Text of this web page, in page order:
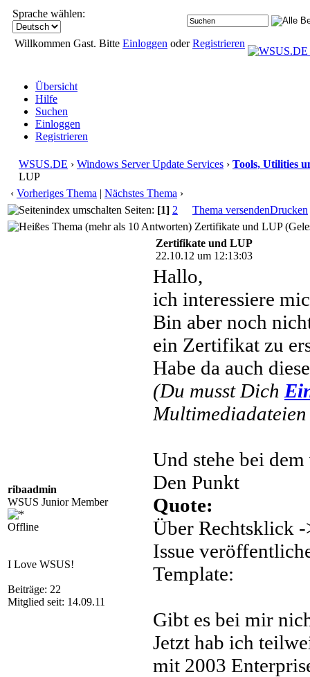
Sprache wählen:
Willkommen Gast. Bitte Einloggen oderRegistrieren
Übersicht
Hilfe
Suchen
Einloggen
Registrieren
WSUS.DE › Windows Server Update Services › Tools, Utilities
LUP
‹ Vorheriges Thema | Nächstes Thema ›
Seiten: [1] 2 Thema versendenDrucken
Zertifikate und LUP
ribaadmin
WSUS Junior Member
Offline
I Love WSUS!
Beiträge: 22
Mitglied seit: 14.09.11
Zertifikate und LUP
22.10.12 um 12:13:03
Hallo,
ich interessiere
Bin aber noch
ein Zertifikat zu
Habe da auch
(Du musst Dich
Und stehe bei
Den Punkt
Quote:
Über Rechtsklick
Issue
Template:
Gibt es bei mir
Jetzt hab ich
mit 2003